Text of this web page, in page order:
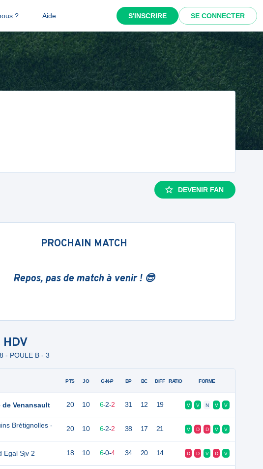
? Aide S'INSCRIRE SE CONNECTER
DEVENIR FAN
PROCHAIN MATCH
Repos, pas de match à venir ! 😎
HDV
- POULE B - 3
de Venansault
Brétignolles -
Egal Sjv 2
PTS JO G-N-P BP BC DIFF RATIO FORME
20 10 6-2-2 31 12 19 V V N V V
20 10 6-2-2 38 17 21 V D D V V
18 10 6-0-4 34 20 14 D D V D V